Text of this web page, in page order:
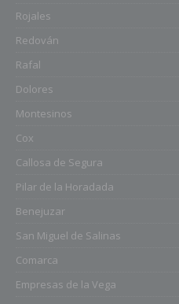
Rojales
Redován
Rafal
Dolores
Montesinos
Cox
Callosa de Segura
Pilar de la Horadada
Benejuzar
San Miguel de Salinas
Comarca
Empresas de la Vega